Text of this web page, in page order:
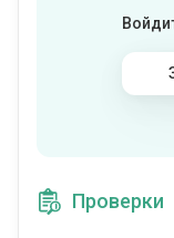
Проверки